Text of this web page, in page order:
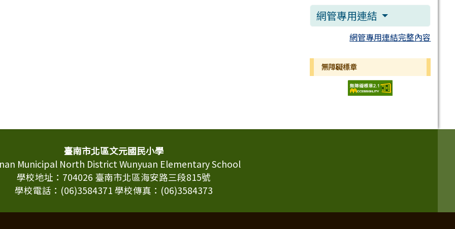
網管專用連結
網管專用連結完整內容
無障礙標章
臺南市北區文元國民小學
Municipal North District Wunyuan Elementary School
學校地址：704026 臺南市北區海安路三段815號
學校電話：(06)3584371 學校傳真：(06)3584373